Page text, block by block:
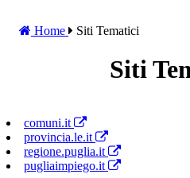
Home Siti Tematici
Siti
comuni.it
provincia.le.it
regione.puglia.it
pugliaimpiego.it